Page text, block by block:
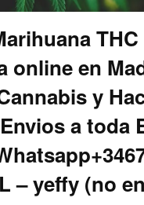
online en
y
a toda
– yeffy (no